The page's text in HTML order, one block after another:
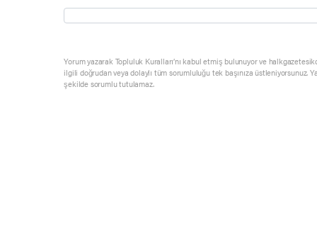
Yorum yazarak Topluluk Kuralları’nı kabul etmiş bulunuyor ve
ilgili doğrudan veya dolaylı tüm sorumluluğu tek başınıza üstleniyorsunuz.
şekilde sorumlu tutulamaz.